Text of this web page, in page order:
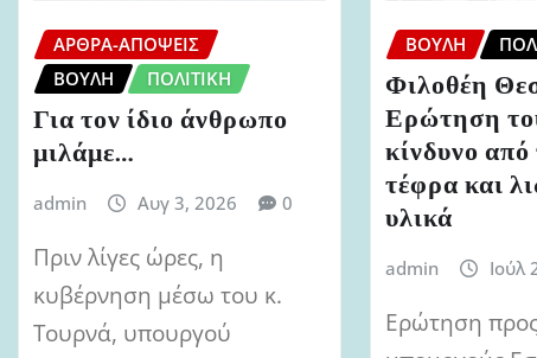
ΆΡΘΡΑ-ΑΠΌΨΕΙΣ
ΒΟΥΛΉ
ΠΟΛΙΤΙΚΉ
Για τον ίδιο άνθρωπο
μιλάμε…
admin Αυγ 3, 2026 0
Πριν λίγες ώρες, η
κυβέρνηση μέσω του κ.
Τουρνά, υπουργού
ΒΟΥΛΉ
Φιλοθέη
Ερώτηση
κίνδυνο από
τέφρα και
υλικά
admin Ιούλ
Ερώτηση